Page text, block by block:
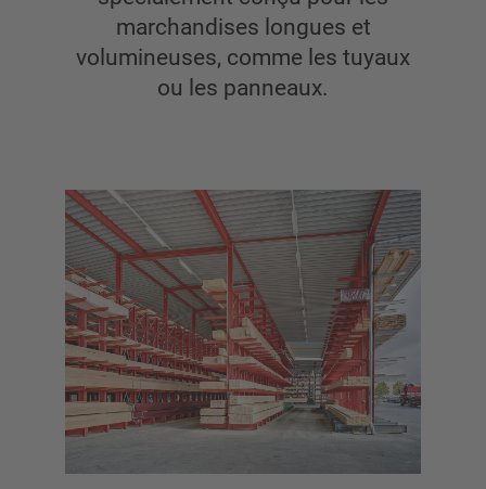
marchandises longues et
volumineuses, comme les tuyaux
ou les panneaux.
APERÇU SYSTÈMES DE STOCKAGE
Rayonnages á palettes
Rayonnages mobiles
Stockage automatique
Hall de stockage
Mezzanines
Rayonnage vertical